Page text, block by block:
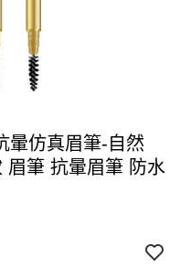
暈仿真眉筆-自然
眉筆 抗暈眉筆 防水